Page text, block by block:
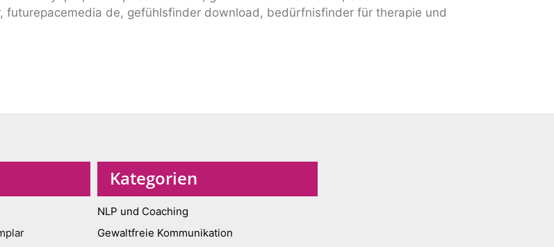
Kategorien
NLP und Coaching
Gewaltfreie Kommunikation